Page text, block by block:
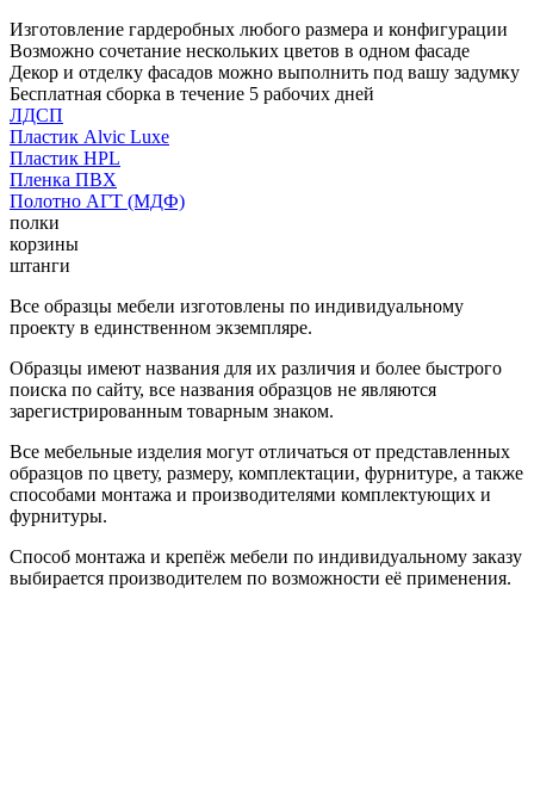
Изготовление гардеробных любого размера и конфигурации
Возможно сочетание нескольких цветов в одном фасаде
Декор и отделку фасадов можно выполнить под вашу задумку
Бесплатная сборка в течение 5 рабочих дней
ЛДСП
Пластик Alvic Luxe
Пластик HPL
Пленка ПВХ
Полотно АГТ (МДФ)
полки
корзины
штанги
Все образцы мебели изготовлены по индивидуальному
проекту в единственном экземпляре.
Образцы имеют названия для их различия и более быстрого
поиска по сайту, все названия образцов не являются
зарегистрированным товарным знаком.
Все мебельные изделия могут отличаться от представленных
образцов по цвету, размеру, комплектации, фурнитуре, а также
способами монтажа и производителями комплектующих и
фурнитуры.
Способ монтажа и крепёж мебели по индивидуальному заказу
выбирается производителем по возможности её применения.